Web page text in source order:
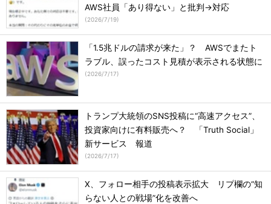
AWS社員「あり得ない」と批判→対応
(2026/7/19)
「1.5兆ドルの請求が来た」？ AWSでまたト
ラブル、誤ったコスト見積が表示される状態に
(2026/7/17)
トランプ大統領のSNS投稿に“高速アクセス”、
投資家向けに有料販売へ？ 「Truth Social」
新サービス 報道
(2026/7/17)
X、フォロー相手の投稿表示拡大 リプ欄の“知
らない人との戦場”化を改善へ